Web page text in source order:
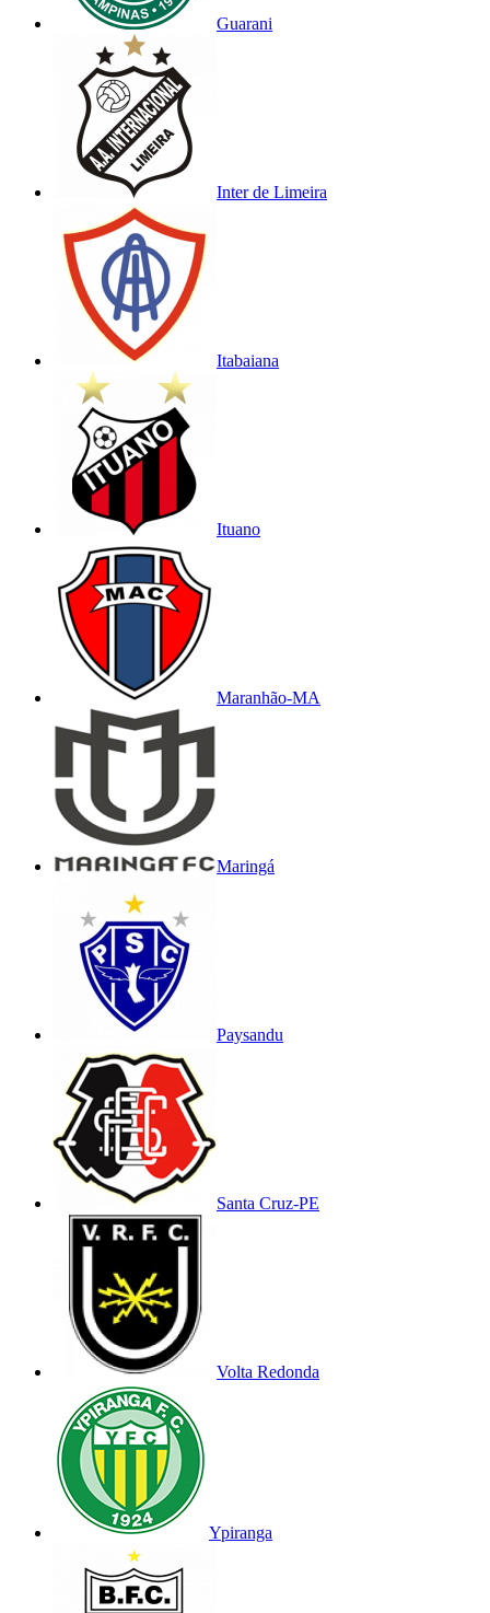
Guarani
Inter de Limeira
Itabaiana
Ituano
Maranhão-MA
Maringá
Paysandu
Santa Cruz-PE
Volta Redonda
Ypiranga